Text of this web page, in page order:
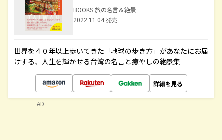
BOOKS 旅の名言＆絶景
2022.11.04 発売
世界を４０年以上歩いてきた「地球の歩き方」があなたにお届
けする、人生を輝かせる台湾の名言と癒やしの絶景集
詳細を見る
AD